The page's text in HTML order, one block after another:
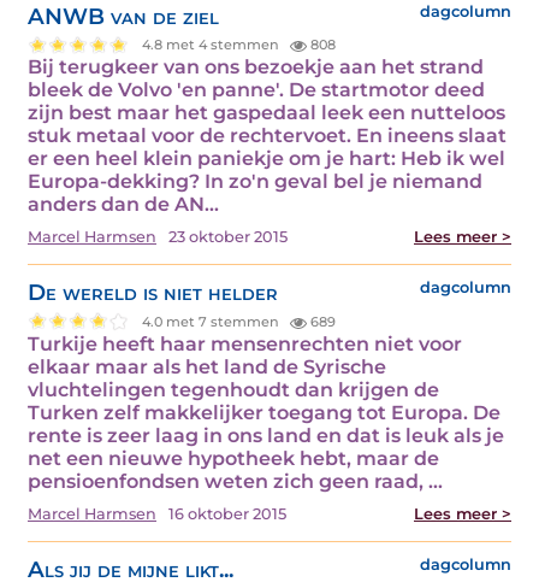
ANWB van de ziel dagcolumn
4.8 met 4 stemmen 808
Bij terugkeer van ons bezoekje aan het strand
bleek de Volvo 'en panne'. De startmotor deed
zijn best maar het gaspedaal leek een nutteloos
stuk metaal voor de rechtervoet. En ineens slaat
er een heel klein paniekje om je hart: Heb ik wel
Europa-dekking? In zo'n geval bel je niemand
anders dan de AN...
Marcel Harmsen 23 oktober 2015 Lees meer >
De wereld is niet helder dagcolumn
4.0 met 7 stemmen 689
Turkije heeft haar mensenrechten niet voor
elkaar maar als het land de Syrische
vluchtelingen tegenhoudt dan krijgen de
Turken zelf makkelijker toegang tot Europa. De
rente is zeer laag in ons land en dat is leuk als je
net een nieuwe hypotheek hebt, maar de
pensioenfondsen weten zich geen raad, ...
Marcel Harmsen 16 oktober 2015 Lees meer >
Als jij de mijne likt... dagcolumn